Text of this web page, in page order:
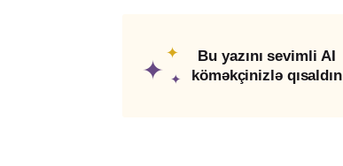
✦
✦
✦
Bu yazını sevimli AI
köməkçinizlə qısaldın